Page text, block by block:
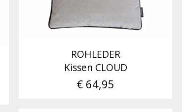
ROHLEDER
Kissen CLOUD
€ 64,95